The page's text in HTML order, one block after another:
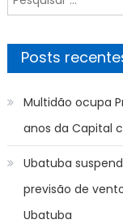
Post
por:
Posts
Multidão ocupa
anos da Capital
Ubatuba
previsão de
Ubatuba